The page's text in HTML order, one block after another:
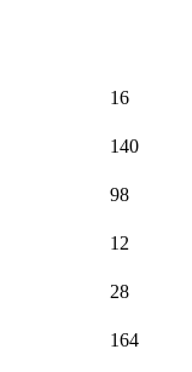
16
140
98
12
28
164